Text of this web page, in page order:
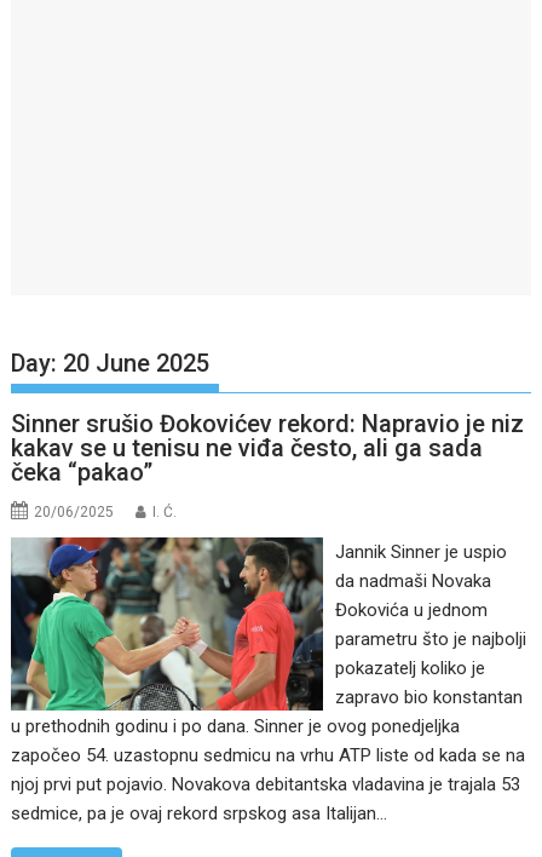
Day: 20 June 2025
Sinner srušio Đokovićev rekord: Napravio je niz
kakav se u tenisu ne viđa često, ali ga sada
čeka “pakao”
20/06/2025 I. Ć.
Jannik Sinner je uspio
da nadmaši Novaka
Đokovića u jednom
parametru što je najbolji
pokazatelj koliko je
zapravo bio konstantan
u prethodnih godinu i po dana. Sinner je ovog ponedjeljka
započeo 54. uzastopnu sedmicu na vrhu ATP liste od kada se na
njoj prvi put pojavio. Novakova debitantska vladavina je trajala 53
sedmice, pa je ovaj rekord srpskog asa Italijan…